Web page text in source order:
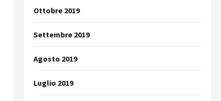
Ottobre 2019
Settembre 2019
Agosto 2019
Luglio 2019